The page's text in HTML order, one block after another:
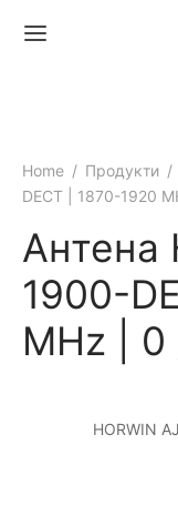
Home / Продукти /
DECT | 1870-1920
Антена
1900-
MHz | 0
HORWIN